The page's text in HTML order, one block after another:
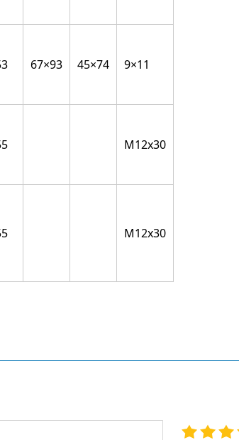
67×93 45×74 9×11
M12x30
M12x30